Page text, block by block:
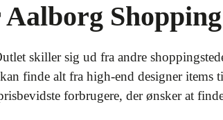
skiller sig ud fra andre
finde alt fra high-end designer items
forbrugere, der ønsker at